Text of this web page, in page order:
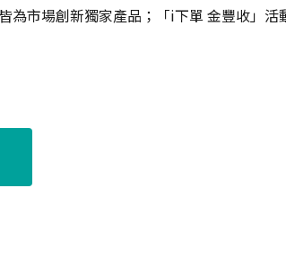
市場創新獨家產品；「i下單 金豐收」活